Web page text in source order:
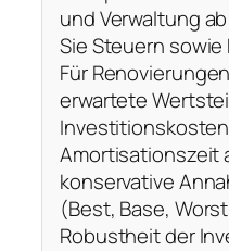
und Verwaltung
Sie Steuern
Für
erwartete
Amortisationszeit
konservative
(Best, Base,
Robustheit der